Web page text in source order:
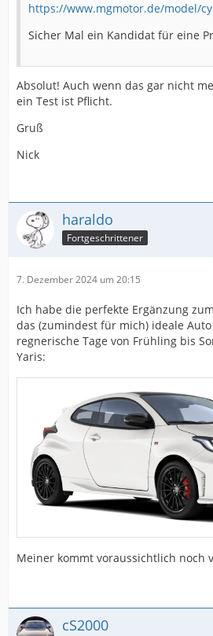
https://www.mgmotor.de/model/
Sicher Mal ein Kandidat für eine
Absolut! Auch wenn das gar nicht
ein Test ist Pflicht.
Gruß
Nick
haraldo
Fortgeschrittener
7. Dezember 2024 um 20:15
Ich habe die perfekte Ergänzung
das (zumindest für mich) ideale
regnerische Tage von Frühling bis
Yaris:
Meiner kommt voraussichtlich noch
cS2000